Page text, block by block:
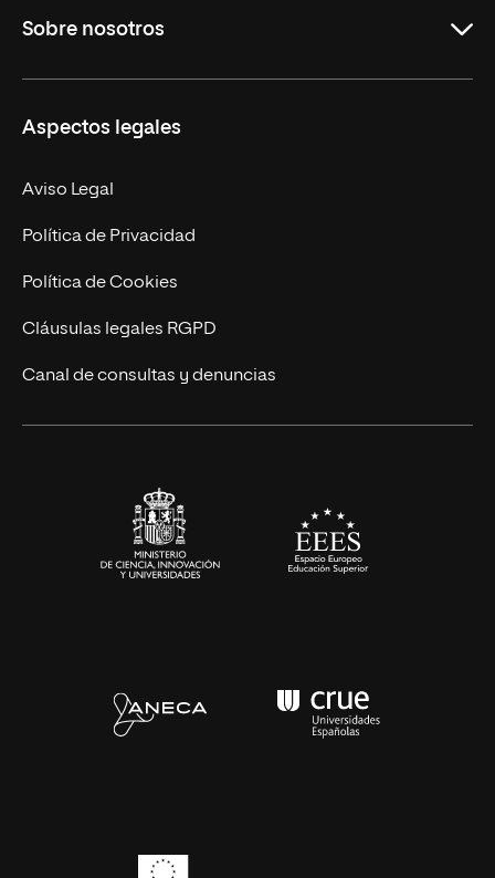
Másteres Oficiales
Doctorados
Experto Universitario
Postgrados
Cursos Universitarios
Sobre nosotros
Facultades
Nuestro Equipo
Trabaja en UNIR
Actualidad
UNIR Revista
Eventos
Aspectos legales
Aviso Legal
Política de Privacidad
Política de Cookies
Cláusulas legales RGPD
Canal de consultas y denuncias